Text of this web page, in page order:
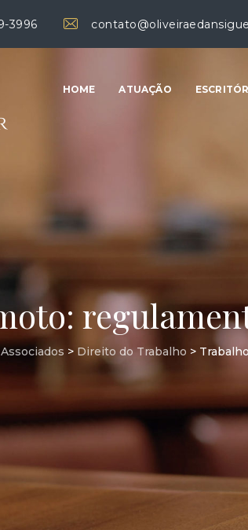
3996
HOME ATUAÇÃO
> Direito do Trabalho >